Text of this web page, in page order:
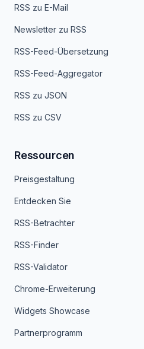
RSS zu E-Mail
Newsletter zu RSS
RSS-Feed-Übersetzung
RSS-Feed-Aggregator
RSS zu JSON
RSS zu CSV
Ressourcen
Preisgestaltung
Entdecken Sie
RSS-Betrachter
RSS-Finder
RSS-Validator
Chrome-Erweiterung
Widgets Showcase
Partnerprogramm